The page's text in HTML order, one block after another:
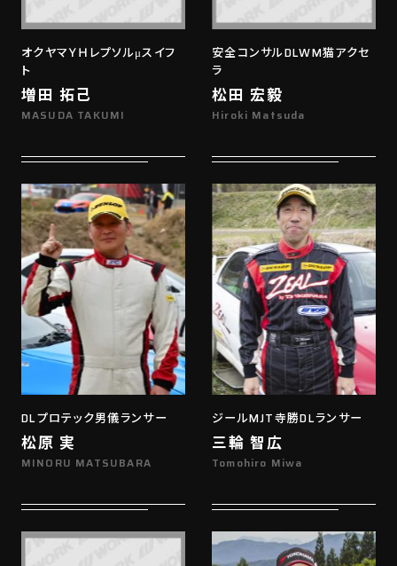
オクヤマＹＨレプソルμスイフ
ト
増田 拓己
MASUDA TAKUMI
安全コンサルDLWM猫アクセ
ラ
松田 宏毅
Hiroki Matsuda
DLプロテック男儀ランサー
松原 実
MINORU MATSUBARA
ジールMJT寺勝DLランサー
三輪 智広
Tomohiro Miwa